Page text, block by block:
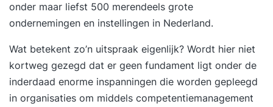
onder maar liefst 500 merendeels grote
ondernemingen en instellingen in Nederland.
Wat betekent zo’n uitspraak eigenlijk? Wordt hier niet
kortweg gezegd dat er geen fundament ligt onder de
inderdaad enorme inspanningen die worden gepleegd
in organisaties om middels competentiemanagement